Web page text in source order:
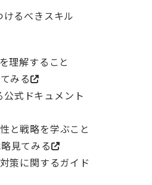
けるべきスキル
理解すること
みる
式ドキュメント
と戦略を学ぶこと
見てみる
策に関するガイド